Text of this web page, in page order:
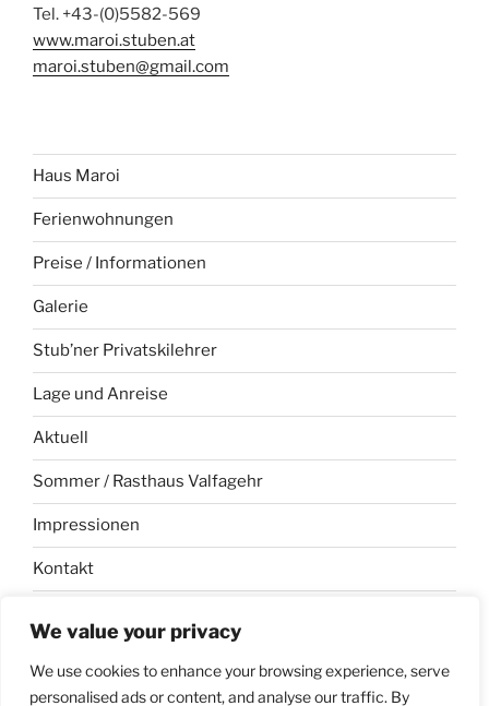
We value your privacy
We use cookies to enhance your browsing experience, serve
personalised ads or content, and analyse our traffic. By
Tel. +43-(0)5582-569
www.maroi.stuben.at
maroi.stuben@gmail.com
Haus Maroi
Ferienwohnungen
Preise / Informationen
Galerie
Stub’ner Privatskilehrer
Lage und Anreise
Aktuell
Sommer / Rasthaus Valfagehr
Impressionen
Kontakt